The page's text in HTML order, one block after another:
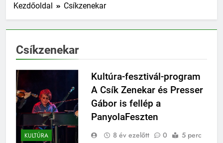
Kezdőoldal Csíkzenekar
Csíkzenekar
KULTÚRA
Kultúra-fesztivál-program
A Csík Zenekar és Presser
Gábor is fellép a
PanyolaFeszten
8 év ezelőtt 0 5 perc